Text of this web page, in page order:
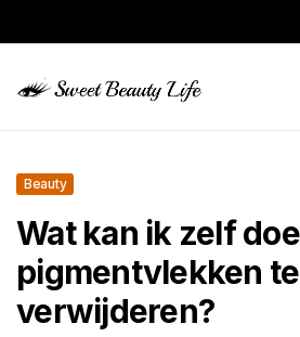
Beauty
Wat kan ik zelf
pigmentvlekken te
verwijderen?